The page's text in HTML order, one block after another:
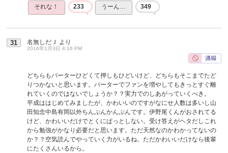
それな！ 233 うーん… 349
31 名無しだＪ より
2016年1月3日 4:16 PM
どちらもバーターひどくて押しもひどいけど、どちらもそこまでたど
りつかないと思います。バーターでファンを増やしてもきっとすぐ離
れていくのではないでしょうか？？実力でのしあがっていくべき。
平成ははじめてみましたが、かわいいのですがなにせ人数は多いし山
田知念中島有岡以外ちんぷんかんぷんです。伊野尾くんがおされてる
けど、かわいいだけでとくにぱっとしない。受け答えがヘタだしこれ
から勉強がかなり必要だと思います。ただ天然なのかわかってないの
か？？空気読んでやっていく力がいるね。ただかわいいだけなら後輩
にたくさんいるから。